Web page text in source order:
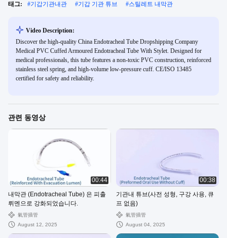
태그: #기갑기관내관 #기갑 기관 튜브 #스틸레트 내막관
Video Description:
Discover the high-quality China Endotracheal Tube Dropshipping Company
Medical PVC Cuffed Armoured Endotracheal Tube With Stylet. Designed for
medical professionals, this tube features a non-toxic PVC construction, reinforced
stainless steel spring, and high-volume low-pressure cuff. CE/ISO 13485
certified for safety and reliability.
관련 동영상
00:44
내막관 (Endotracheal Tube) 은 피출
뤼멘으로 강화되었습니다.
氣管插管
August 12, 2025
00:38
기관내 튜브(사전 성형, 구강 사용, 큐
프 없음)
氣管插管
August 04, 2025